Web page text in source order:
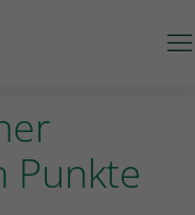
zur Starseite
Punkte